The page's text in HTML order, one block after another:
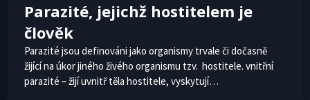
Parazité, jejichž hostitelem je
člověk
Parazité jsou definováni jako organismy trvale či dočasně
žijící na úkor jiného živého organismu tzv. hostitele. vnitřní
parazité – žijí uvnitř těla hostitele, vyskytují…